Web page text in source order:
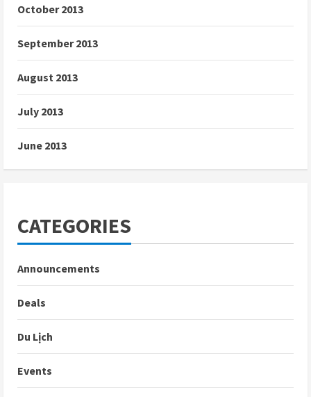
October 2013
September 2013
August 2013
July 2013
June 2013
CATEGORIES
Announcements
Deals
Du Lịch
Events